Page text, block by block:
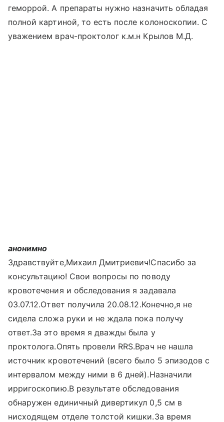
геморрой. А препараты нужно назначить обладая
полной картиной, то есть после колоноскопии. С
уважением врач-проктолог к.м.н Крылов М.Д.
анонимно
Здравствуйте,Михаил Дмитриевич!Спасибо за
консультацию! Свои вопросы по поводу
кровотечения и обследования я задавала
03.07.12.Ответ получила 20.08.12.Конечно,я не
сидела сложа руки и не ждала пока получу
ответ.За это время я дважды была у
проктолога.Опять провели RRS.Врач не нашла
источник кровотечений (всего было 5 эпизодов с
интервалом между ними в 6 дней).Назначили
ирригоскопию.В результате обследования
обнаружен единичный дивертикул 0,5 см в
нисходящем отделе толстой кишки.За время